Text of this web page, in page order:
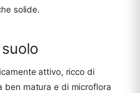
solide.
attivo, ricco di
ben matura e di microflora